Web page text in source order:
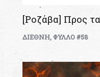
[Ροζάβα] Προς
ΔΙΕΘΝΗ,ΦΥΛΛΟ #58